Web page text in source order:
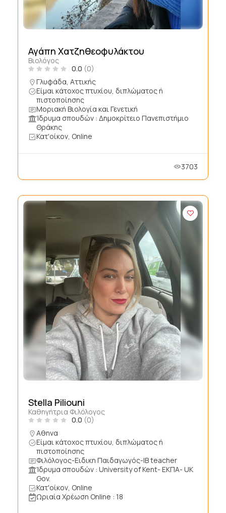
Αγάπη Χατζηθεοφυλάκτου
Βιολόγος
0.0 (0)
Γλυφάδα, Αττικής
Είμαι κάτοχος πτυχίου, διπλώματος ή
πιστοποίησης
Μοριακή Βιολογία και Γενετική
Ίδρυμα σπουδών : Δημοκρίτειο Πανεπιστήμιο
Θράκης
Κατ'οίκον, Online
3703
Stella Piliouni
Καθηγήτρια Φιλόλογος
0.0 (0)
Αθηνα
Είμαι κάτοχος πτυχίου, διπλώματος ή
πιστοποίησης
Φιλόλογος-Ειδικη Παιδαγωγός-IB teacher
Ίδρυμα σπουδών : University of Kent- ΕΚΠΑ- UK
Gov.
Κατ'οίκον, Online
Ωριαία Χρέωση Online : 18